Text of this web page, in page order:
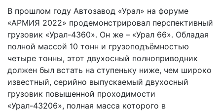
В прошлом году Автозавод «Урал» на форуме
«АРМИЯ 2022» продемонстрировал перспективный
грузовик «Урал-4360». Он же – «Урал 66». Обладая
полной массой 10 тонн и грузоподъёмностью
четыре тонны, этот двухосный полноприводник
должен был встать на ступеньку ниже, чем широко
известный, серийно выпускаемый двухосный
грузовик повышенной проходимости
«Урал-43206», полная масса которого в